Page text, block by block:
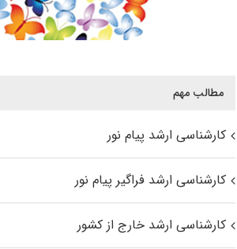
مطالب مهم
کارشناسی ارشد پیام نور
کارشناسی ارشد فراگیر پیام نور
کارشناسی ارشد خارج از کشور